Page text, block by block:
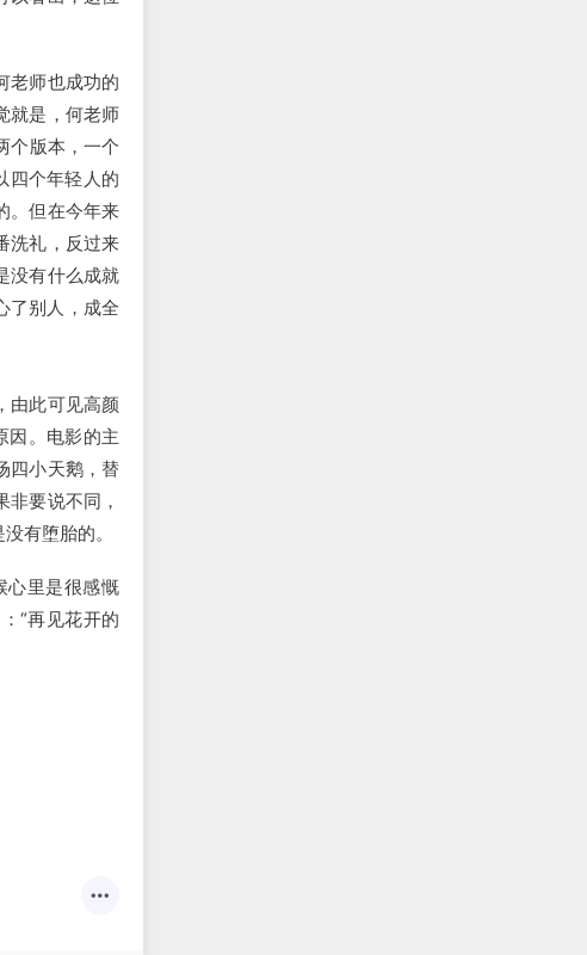
师也成功的
就是，何老师
个版本，一个
四个年轻人的
。但在今年来
洗礼，反过来
没有什么成就
了别人，成全
此可见高颜
因。电影的主
四小天鹅，替
要说不同，
有堕胎的。
里是很感慨
“再见花开的